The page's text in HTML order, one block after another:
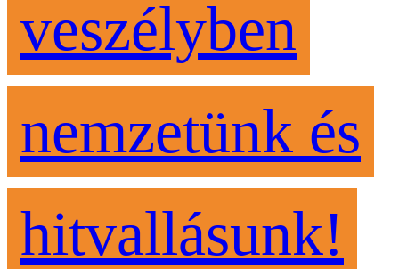
veszélyben
nemzetünk és
hitvallásunk!